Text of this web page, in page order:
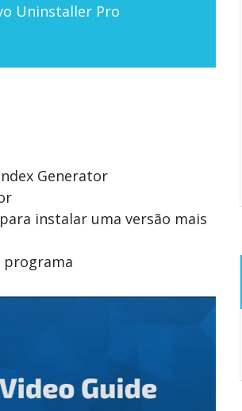
Uninstaller Pro
Generator
instalar uma versão mais
programa